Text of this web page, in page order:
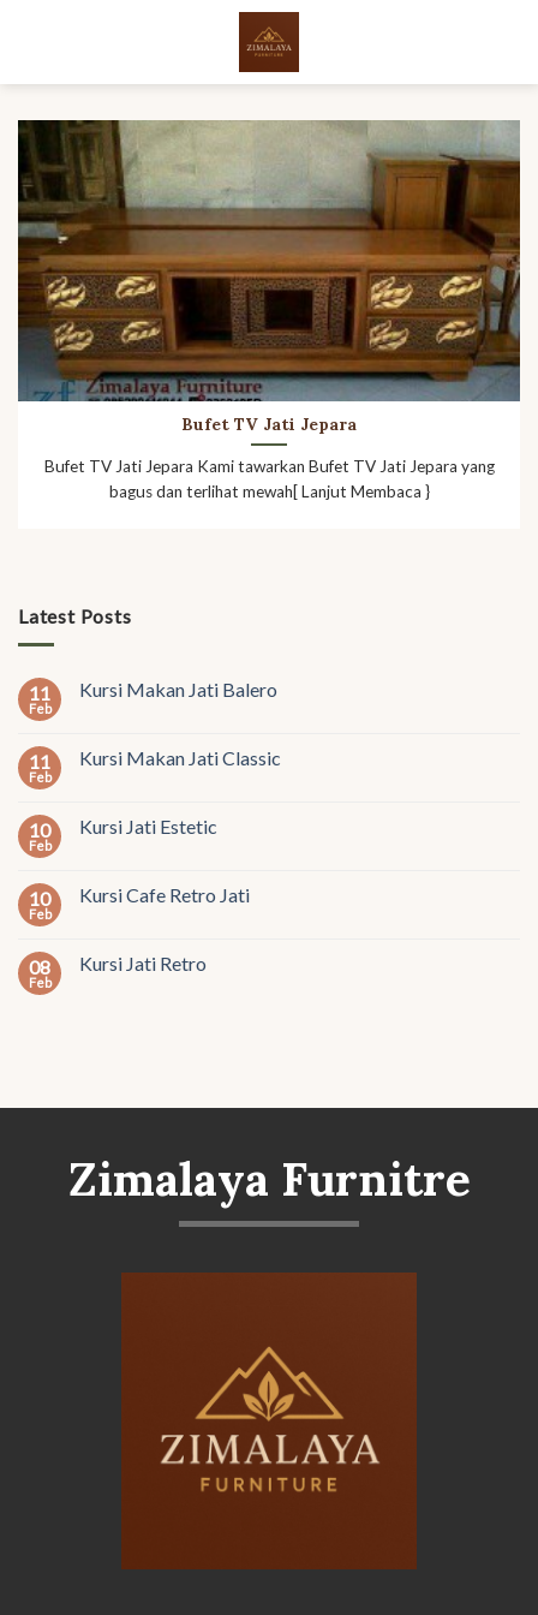
Latest Posts
11
Feb
Kursi Makan Jati Balero
11
Feb
Kursi Makan Jati Classic
10
Feb
Kursi Jati Estetic
10
Feb
Kursi Cafe Retro Jati
08
Feb
Kursi Jati Retro
Bufet TV Jati Jepara
Bufet TV Jati Jepara Kami tawarkan Bufet TV Jati Jepara yang
bagus dan terlihat mewah[ Lanjut Membaca }
Zimalaya Furnitre